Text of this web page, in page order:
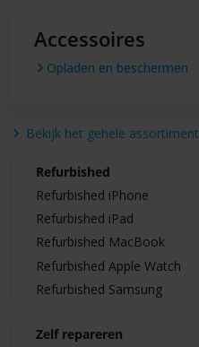
Accessoires
Opladen en beschermen
Bekijk het gehele assortiment
Refurbished
Refurbished iPhone
Refurbished iPad
Refurbished MacBook
Refurbished Apple Watch
Refurbished Samsung
Zelf repareren